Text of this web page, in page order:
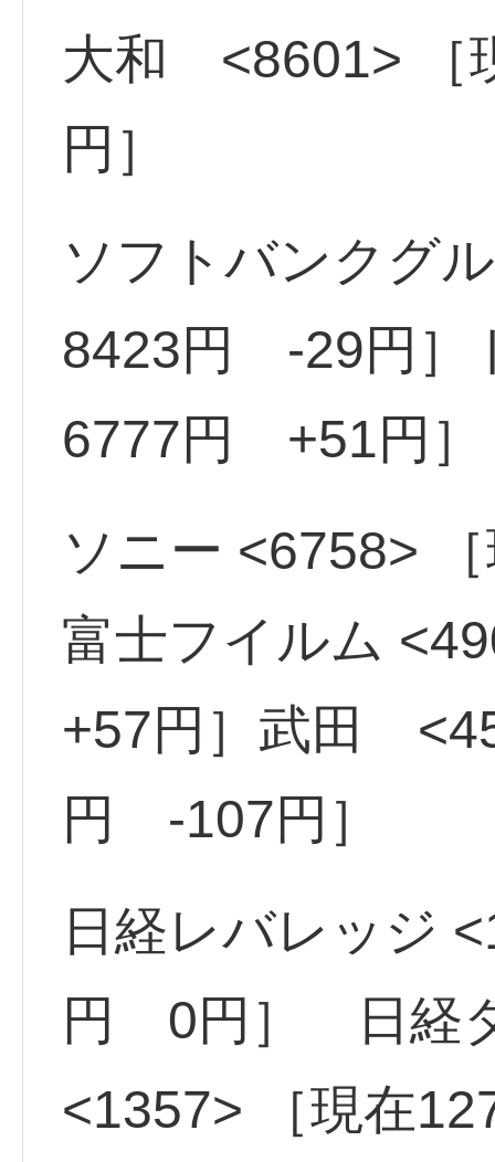
大和 <8601> ［
円］
ソフトバンクグ
8423円 -29円］
6777円 +51円］
ソニー <6758>
富士フイルム
+57円］武田
円 -107円］
日経レバレッジ
円 0円］ 日経
<1357> ［現在